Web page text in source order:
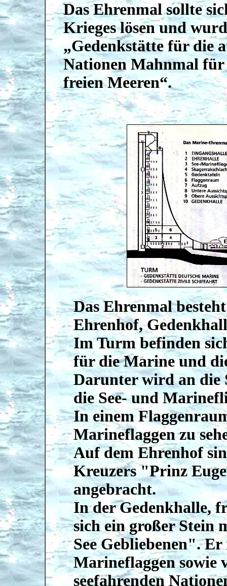
Das Ehrenmal sollte
Krieges lösen und
„Gedenkstätte für die
Nationen Mahnmal
freien Meeren“.
Das Ehrenmal
Ehrenhof,
Im Turm befinden
für die Marine und
Darunter wird an die
die See- und
In einem
Marineflaggen zu
Auf dem Ehrenhof
Kreuzers "Prinz
angebracht.
In der Gedenkhalle,
sich ein großer Stein
See Gebliebenen".
Marineflaggen sowie
seefahrenden